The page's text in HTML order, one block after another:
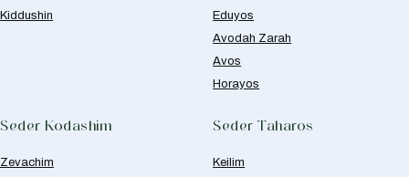
Kiddushin
Eduyos
Avodah Zarah
Avos
Horayos
Seder Kodashim
Zevachim
Seder Taharos
Keilim